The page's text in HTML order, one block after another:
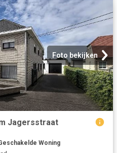
Foto bekijken
Jagersstraat
Woning